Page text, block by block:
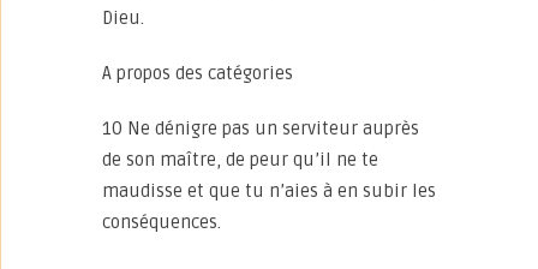
Dieu.
A propos des catégories
10 Ne dénigre pas un serviteur auprès
de son maître, de peur qu’il ne te
maudisse et que tu n’aies à en subir les
conséquences.